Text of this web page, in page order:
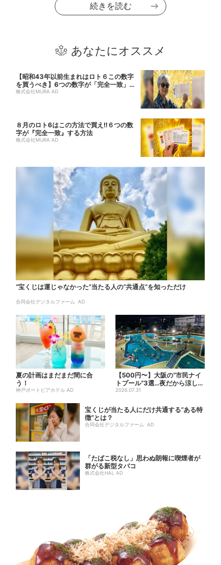
続きを読む
あなたにオススメ
【昭和43年以前生まれはロト６この数字
を買うべき】6つの数字が「完全一致」す
る方...
株式会社MURA AD
８月のロト6はこの方法で買え!!６つの数
字が『完全一致』する方法
株式会社MURA AD
“宝くじは運じゃなかった”当たる人の“共通点”を知っただけ
合同会社デジタルファーム AD
夏の計画はまだまだ間に合
う！
神戸ポートピアホテル AD
【500円〜】大阪の“市民ナイ
トプール”3選…夜だから涼しい
＆コスパ最強
2026.07.31
宝くじが当たる人にだけ共通する“ある特
徴”とは？
合同会社デジタルファーム AD
「たばこ税なし」思わぬ朗報に喫煙者が
群がる新型タバコ
株式会社HAL AD